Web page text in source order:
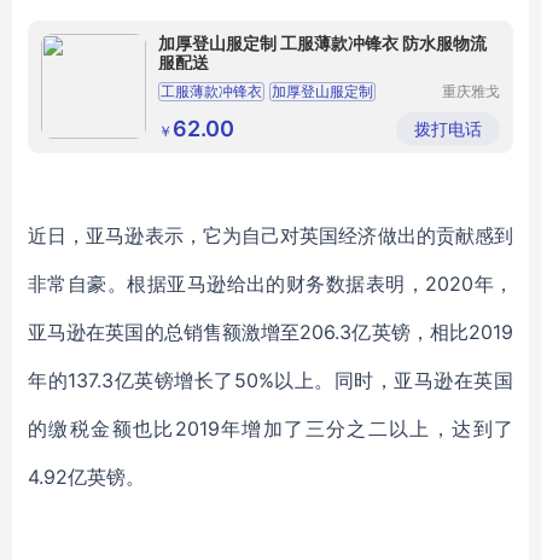
加厚登山服定制 工服薄款冲锋衣 防水服物流
服配送
工服薄款冲锋衣 加厚登山服定制
冲锋衣定制
重庆雅戈
有限公司
￥ 62.00 拨打电话
近日， 亚马逊表示，它为自己对英国经济做出的贡献感到
非常自豪。根据亚马逊给出的财务数据表明， 2020年 ，
亚马逊在英国的总销售额激增至206.3亿英镑， 相比2019
年的137.3亿英镑增长了50%以上。 同时，亚马逊在英国
的缴税金额也比 2019年增加了三分之二以上 ，达到了
4.92亿英镑。